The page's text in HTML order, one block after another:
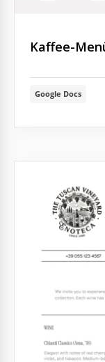
Kaffee-
Google Docs